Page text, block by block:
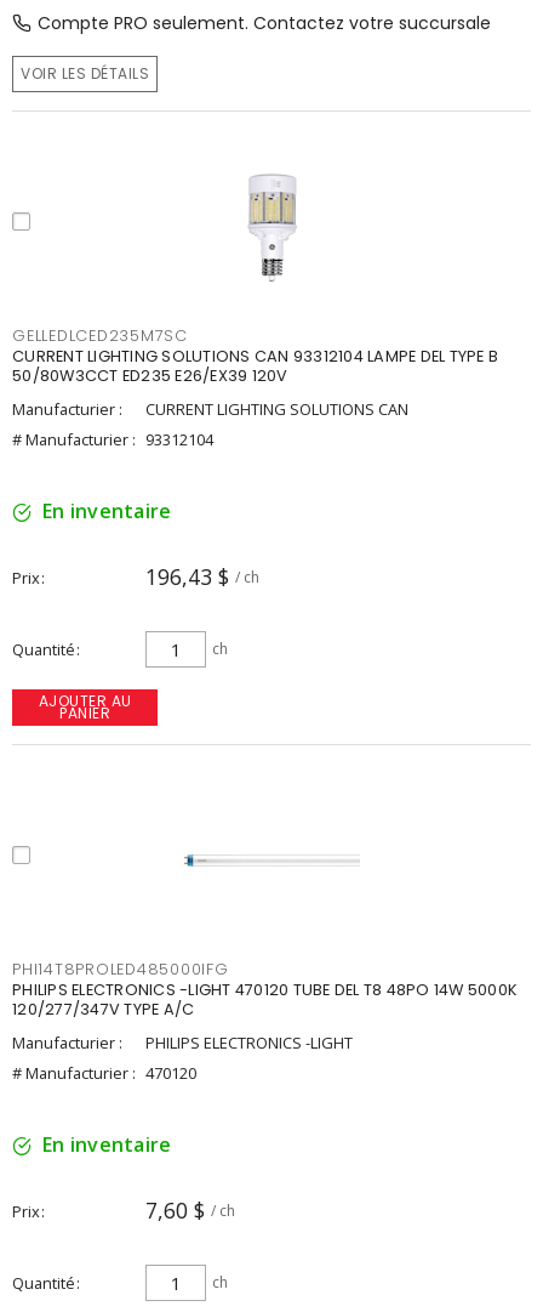
Compte PRO seulement. Contactez votre succursale
VOIR LES DÉTAILS
GELLEDLCED235M7SC
CURRENT LIGHTING SOLUTIONS CAN 93312104 LAMPE DEL TYPE B
50/80W3CCT ED235 E26/EX39 120V
Manufacturier :
CURRENT LIGHTING SOLUTIONS CAN
# Manufacturier : 93312104
En inventaire
Prix 196,43 $ / ch
Quantité ch
AJOUTER AU
PANIER
PHI14T8PROLED485000IFG
PHILIPS ELECTRONICS -LIGHT 470120 TUBE DEL T8 48PO 14W 5000K
120/277/347V TYPE A/C
Manufacturier :
PHILIPS ELECTRONICS -LIGHT
# Manufacturier : 470120
En inventaire
Prix 7,60 $ / ch
Quantité ch